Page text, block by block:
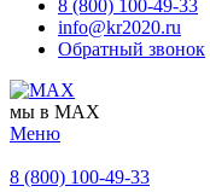
8 (800) 100-49-33
info@kr2020.ru
Обратный звонок
мы в MAX
Меню
8 (800) 100-49-33